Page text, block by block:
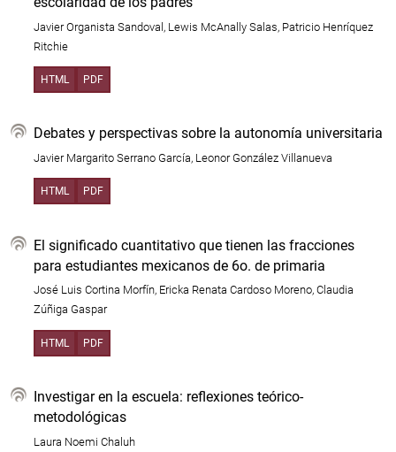
Javier Organista Sandoval, Lewis McAnally Salas, Patricio Henríquez
Ritchie
HTML PDF
Debates y perspectivas sobre la autonomía universitaria
Javier Margarito Serrano García, Leonor González Villanueva
HTML PDF
El significado cuantitativo que tienen las fracciones
para estudiantes mexicanos de 6o. de primaria
José Luis Cortina Morfín, Ericka Renata Cardoso Moreno, Claudia
Zúñiga Gaspar
HTML PDF
Investigar en la escuela: reflexiones teórico-
metodológicas
Laura Noemi Chaluh